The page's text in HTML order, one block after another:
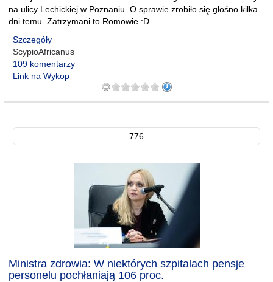
na ulicy Lechickiej w Poznaniu. O sprawie zrobiło się głośno kilka
dni temu. Zatrzymani to Romowie :D
Szczegóły
ScypioAfricanus
109 komentarzy
Link na Wykop
776
Ministra zdrowia: W niektórych szpitalach pensje
personelu pochłaniają 106 proc.